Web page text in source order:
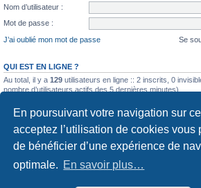
En poursuivant votre navigation sur
acceptez l’utilisation de cookies vous
de bénéficier d’une expérience de
optimale. En savoir plus…
Nom d’utilisateur :
Mot de passe :
J’ai oublié mon mot de passe
Se
QUI EST EN LIGNE ?
Au total, il y a 129 utilisateurs en ligne :: 2 inscrits, 0
nombre d’utilisateurs actifs des 5 dernières minutes)
12:57
STATISTIQUES
6352messages •442 sujets •773membres • Notre